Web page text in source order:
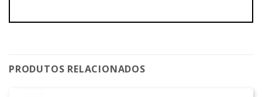
PRODUTOS RELACIONADOS